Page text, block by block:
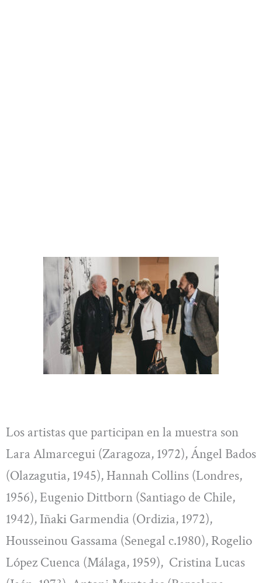
Los artistas que participan en la muestra son
Lara Almarcegui (Zaragoza, 1972), Ángel Bados
(Olazagutia, 1945), Hannah Collins (Londres,
1956), Eugenio Dittborn (Santiago de Chile,
1942), Iñaki Garmendia (Ordizia, 1972),
Housseinou Gassama (Senegal c.1980), Rogelio
López Cuenca (Málaga, 1959), Cristina Lucas